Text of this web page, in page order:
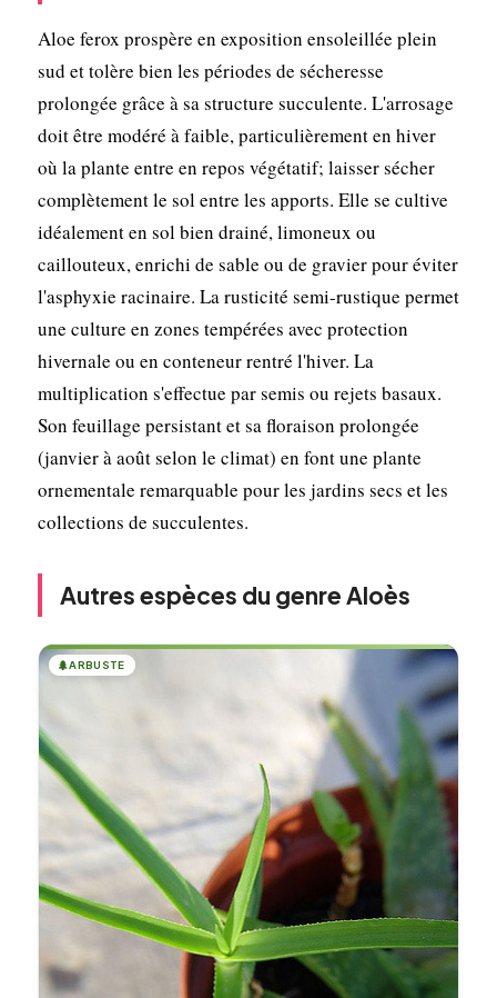
Aloe ferox prospère en exposition ensoleillée plein
sud et tolère bien les périodes de sécheresse
prolongée grâce à sa structure succulente. L'arrosage
doit être modéré à faible, particulièrement en hiver
où la plante entre en repos végétatif; laisser sécher
complètement le sol entre les apports. Elle se cultive
idéalement en sol bien drainé, limoneux ou
caillouteux, enrichi de sable ou de gravier pour éviter
l'asphyxie racinaire. La rusticité semi-rustique permet
une culture en zones tempérées avec protection
hivernale ou en conteneur rentré l'hiver. La
multiplication s'effectue par semis ou rejets basaux.
Son feuillage persistant et sa floraison prolongée
(janvier à août selon le climat) en font une plante
ornementale remarquable pour les jardins secs et les
collections de succulentes.
Autres espèces du genre Aloès
🌲ARBUSTE